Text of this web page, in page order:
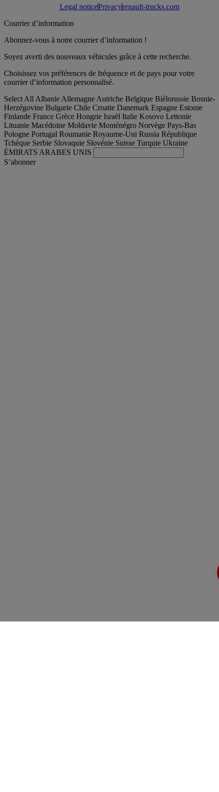
Legal noticePrivacyrenault-trucks.com
Courrier d’information
Abonnez-vous à notre courrier d’information !
Soyez averti des nouveaux véhicules grâce à cette recherche.
Choisissez vos préférences de fréquence et de pays pour votre
courrier d’information personnalisé.
Select AllAlbanieAllemagneAutriche Belgique Biélorussie Bosnie-
Herzégovine Bulgarie Chile Croatie Danemark Espagne Estonie
Finlande France Grèce Hongrie Israël Italie Kosovo Lettonie
Lituanie Macédoine Moldavie Monténégro Norvège Pays-Bas
Pologne Portugal Roumanie Royaume-Uni Russia République
Tchèque Serbie Slovaquie Slovénie Suisse Turquie Ukraine
ÉMIRATS ARABES UNIS
S’abonner